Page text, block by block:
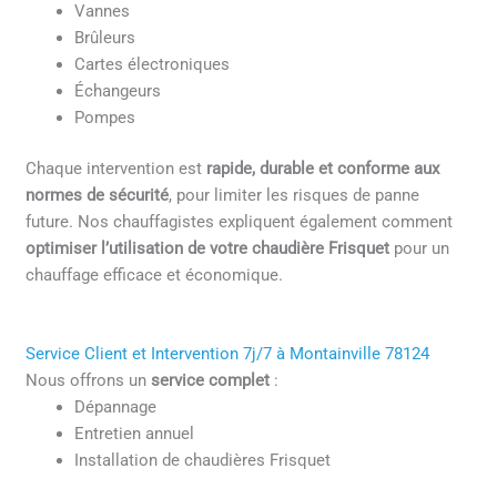
Vannes
Brûleurs
Cartes électroniques
Échangeurs
Pompes
Chaque intervention est rapide, durable et conforme aux
normes de sécurité, pour limiter les risques de panne
future. Nos chauffagistes expliquent également comment
optimiser l’utilisation de votre chaudière Frisquet pour un
chauffage efficace et économique.
Service Client et Intervention 7j/7 à Montainville 78124
Nous offrons unservice complet :
Dépannage
Entretien annuel
Installation de chaudières Frisquet